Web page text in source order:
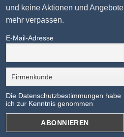
und keine Aktionen und Angebote
mehr verpassen.
E-Mail-Adresse
Die Datenschutzbestimmungen habe
ich zur Kenntnis genommen